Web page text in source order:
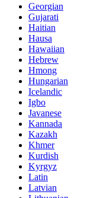
Georgian
Gujarati
Haitian
Hausa
Hawaiian
Hebrew
Hmong
Hungarian
Icelandic
Igbo
Javanese
Kannada
Kazakh
Khmer
Kurdish
Kyrgyz
Latin
Latvian